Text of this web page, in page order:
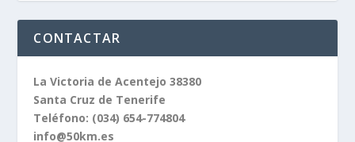
CONTACTAR
La Victoria de Acentejo 38380
Santa Cruz de Tenerife
Teléfono: (034) 654-774804
info@50km.es